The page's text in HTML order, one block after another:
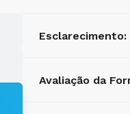
Avaliação da